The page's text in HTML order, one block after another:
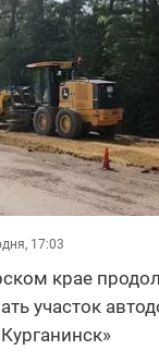
17:03
крае
участок